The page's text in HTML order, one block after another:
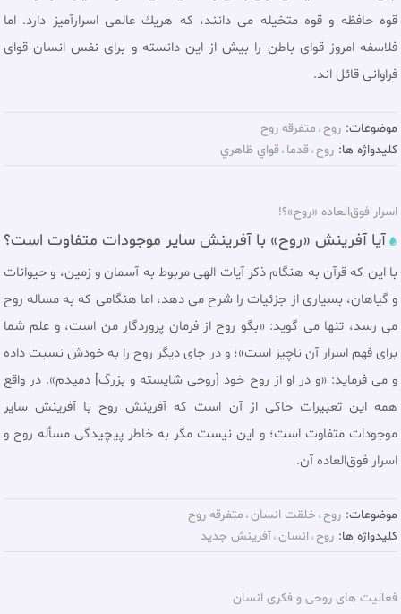
قوه حافظه و قوه متخیله می دانند، که هريك عالمى اسرارآميز دارد. اما
فلاسفه امروز قواى باطن را بيش از این دانسته و براى نفس انسان قواى
فراوانى قائل ‌اند.
موضوعات: روح متفرقه روح
کلیدواژه ها: روح قدما قواي ظاهري
اسرار فوق‌العاده «روح»؟!
آیا آفرینش «روح» با آفرینش سایر موجودات متفاوت است؟
با این که قرآن به هنگام ذکر آیات الهی مربوط به آسمان و زمین، و حیوانات
و گیاهان، بسیاری از جزئیات را شرح می دهد، اما هنگامی که به مساله روح
می رسد، تنها می گوید: «بگو روح از فرمان پروردگار من است، و علم شما
براى فهم اسرار آن ناچيز است»؛ و در جای دیگر روح را به خودش نسبت داده
و می فرماید: «و در او از روح خود [روحى شایسته و بزرگ] دمیدم». در واقع
همه اين تعبيرات حاكى از آن است كه آفرينش روح با آفرينش ساير
موجودات متفاوت است؛ و اين نيست مگر به خاطر پيچيدگى مسأله روح و
اسرار فوق‌العاده آن.
موضوعات: روح خلقت انسان متفرقه روح
کلیدواژه ها: روح انسان آفرينش جديد
فعالیت های روحی و فکری انسان